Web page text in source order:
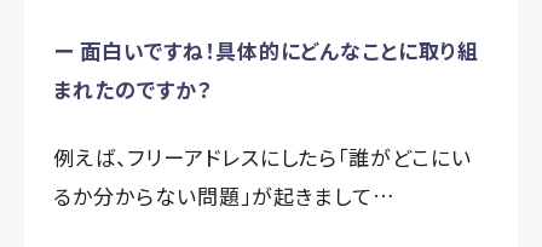
ー 面白いですね！具体的にどんなことに取り組
まれたのですか？
例えば、フリーアドレスにしたら「誰がどこにい
るか分からない問題」が起きまして…